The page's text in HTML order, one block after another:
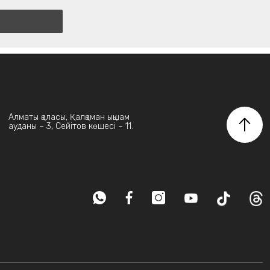
Алматы қаласы, Қалқаман ықшам
ауданы – 3, Сейітов көшесі – 11.